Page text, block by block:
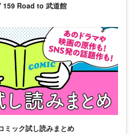
159 Road to 武道館
ミック試し読みまとめ